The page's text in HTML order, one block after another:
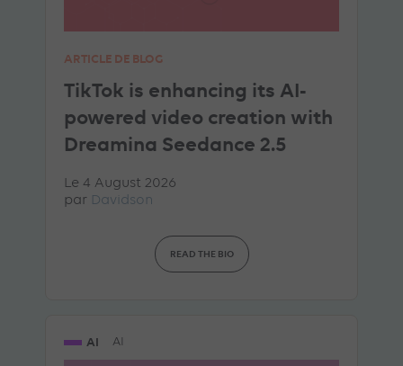
ARTICLE DE BLOG
TikTok is enhancing its AI-
powered video creation with
Dreamina Seedance 2.5
Le 4 August 2026
par Davidson
READ THE BIO
AI AI